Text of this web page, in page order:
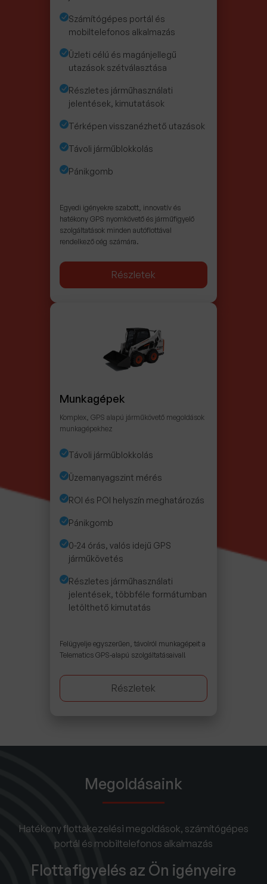
Számítógépes portál és
mobiltelefonos alkalmazás
Üzleti célú és magánjellegű
utazások szétválasztása
Részletes járműhasználati
jelentések, kimutatások
Térképen visszanézhető utazások
Távoli járműblokkolás
Pánikgomb
Egyedi igényekre szabott, innovatív és
hatékony GPS nyomkövető és járműfigyelő
szolgáltatások minden autóflottával
rendelkező cég számára.
Részletek
Munkagépek
Komplex, GPS alapú járműkövető megoldások
munkagépekhez
Távoli járműblokkolás
Üzemanyagszint mérés
ROI és POI helyszín meghatározás
Pánikgomb
0-24 órás, valós idejű GPS
járműkövetés
Részletes járműhasználati
jelentések, többféle formátumban
letölthető kimutatás
Felügyelje egyszerűen, távolról munkagépeit a
Telematics GPS-alapú szolgáltatásaival!
Részletek
Megoldásaink
Hatékony flottakezelési megoldások, számítógépes
portál és mobiltelefonos alkalmazás
Flottafigyelés az Ön igényeire